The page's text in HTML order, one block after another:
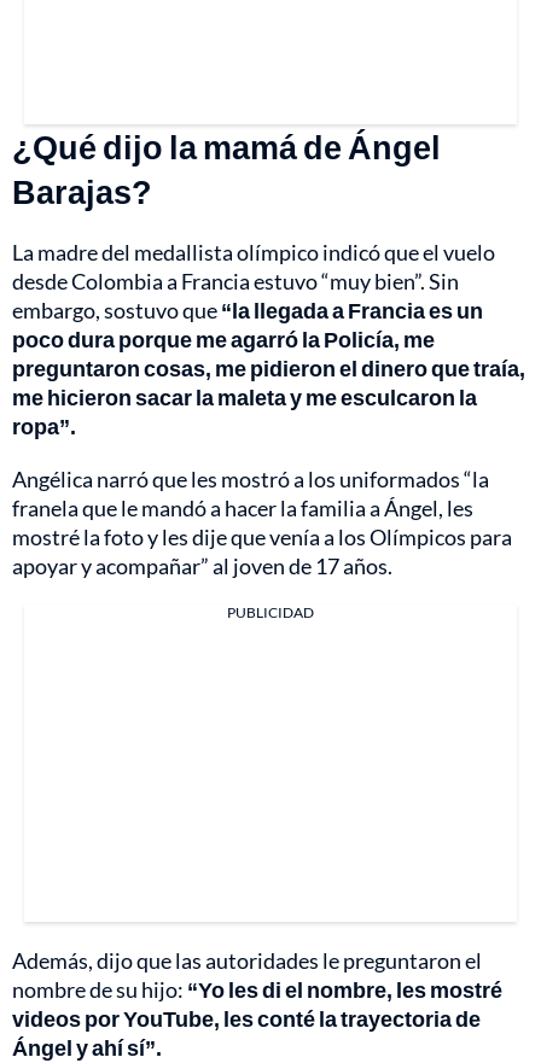
¿Qué dijo la mamá de Ángel
Barajas?
La madre del medallista olímpico indicó que el vuelo
desde Colombia a Francia estuvo “muy bien”. Sin
embargo, sostuvo que“la llegada a Francia es un
poco dura porque me agarró la Policía, me
preguntaron cosas, me pidieron el dinero que traía,
me hicieron sacar la maleta y me esculcaron la
ropa”.
Angélica narró que les mostró a los uniformados “la
franela que le mandó a hacer la familia a Ángel, les
mostré la foto y les dije que venía a los Olímpicos para
apoyar y acompañar” al joven de 17 años.
PUBLICIDAD
Además, dijo que las autoridades le preguntaron el
nombre de su hijo: “Yo les di el nombre, les mostré
videos por YouTube, les conté la trayectoria de
Ángel y ahí sí”.